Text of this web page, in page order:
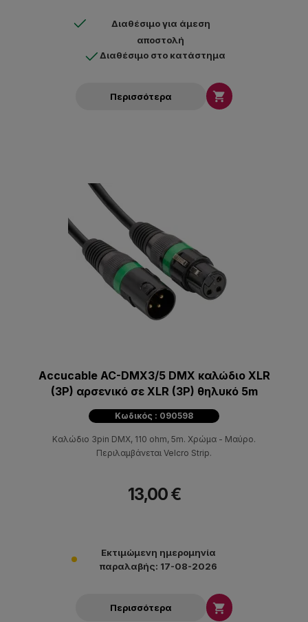
Διαθέσιμο για άμεση
αποστολή
Διαθέσιμο στο κατάστημα
Περισσότερα 
Accucable AC-DMX3/5 DMX καλώδιο XLR
(3P) αρσενικό σε XLR (3P) θηλυκό 5m
Κωδικός : 090598
Καλώδιο 3pin DMX, 110 ohm, 5m. Χρώμα - Μαύρο.
Περιλαμβάνεται Velcro Strip.
13,00 €
Εκτιμώμενη ημερομηνία
παραλαβής: 17-08-2026
Περισσότερα 